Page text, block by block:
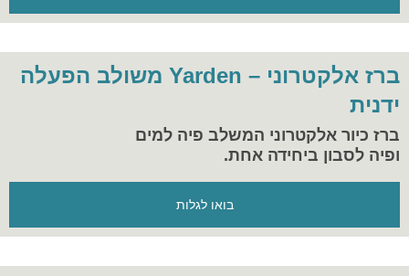
ברז אלקטרוני – Yarden משולב הפעלה
ידנית
ברז כיור אלקטרוני המשלב פיה למים
ופיה לסבון ביחידה אחת.
בואו לגלות